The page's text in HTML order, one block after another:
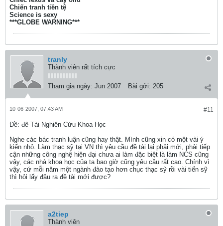
Chiến tranh tiền tệ
Science is sexy
***GLOBE WARNING***
tranly
Thành viên rất tích cực
Tham gia ngày: Jun 2007 Bài gởi: 205
#11
10-06-2007, 07:43 AM
Ðề: đê Tài Nghiên Cứu Khoa Học
Nghe các bác tranh luận cũng hay thật. Mình cũng xin có một vài ý
kiến nhỏ. Làm thạc sỹ tại VN thì yêu cầu đề tài lại phải mới, phải tiếp
cận những công nghệ hiện đại chưa ai làm đặc biệt là làm NCS cũng
vậy, các nhà khoa học của ta bao giờ cũng yêu cầu rất cao. Chính vì
vậy, cứ mỗi năm một ngành đào tạo hơn chục thạc sỹ rồi vài tiến sỹ
thì hỏi lấy đâu ra đề tài mới được?
a2tiep
Thành viên